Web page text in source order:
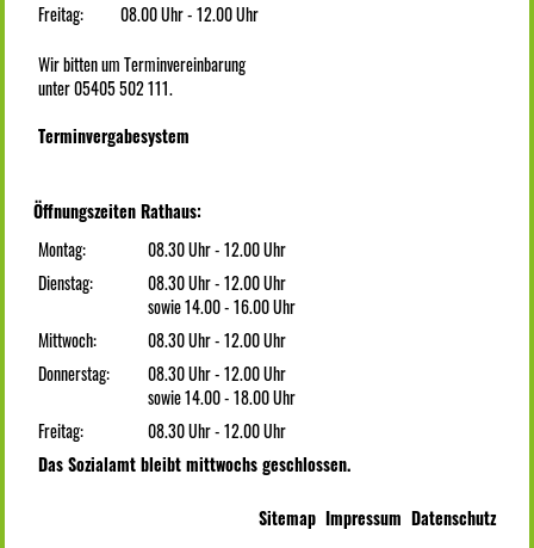
Freitag:
08.00 Uhr - 12.00 Uhr
Wir bitten um Terminvereinbarung
unter 05405 502 111.
Terminvergabesystem
Öffnungszeiten Rathaus:
Montag:
08.30 Uhr - 12.00 Uhr
Dienstag:
08.30 Uhr - 12.00 Uhr
sowie 14.00 - 16.00 Uhr
Mittwoch:
08.30 Uhr - 12.00 Uhr
Donnerstag:
08.30 Uhr - 12.00 Uhr
sowie 14.00 - 18.00 Uhr
Freitag:
08.30 Uhr - 12.00 Uhr
Das Sozialamt bleibt mittwochs geschlossen.
Sitemap Impressum Datenschutz